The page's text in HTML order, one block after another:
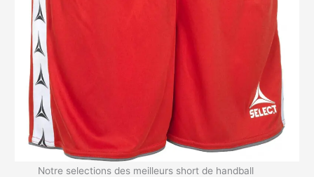
Notre selections des meilleurs short de handball